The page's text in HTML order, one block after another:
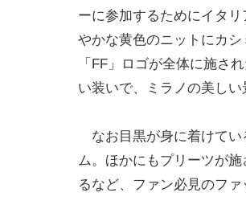
ーに参加するためにイタ
やかな黄色のニットにカ
「FF」ロゴが全体に施さ
い装いで、ミラノの美しい
なお目黒が身に着けてい
ム。ほかにもプリーツが
るなど、ファン必見のファ